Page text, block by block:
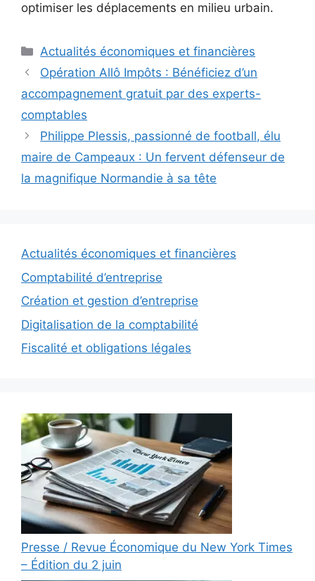
optimiser les déplacements en milieu urbain.
Catégories
Actualités économiques et financières
Opération Allô Impôts : Bénéficiez d’un
accompagnement gratuit par des experts-
comptables
Philippe Plessis, passionné de football, élu
maire de Campeaux : Un fervent défenseur de
la magnifique Normandie à sa tête
Actualités économiques et financières
Comptabilité d’entreprise
Création et gestion d’entreprise
Digitalisation de la comptabilité
Fiscalité et obligations légales
Presse / Revue Économique du New York Times
– Édition du 2 juin